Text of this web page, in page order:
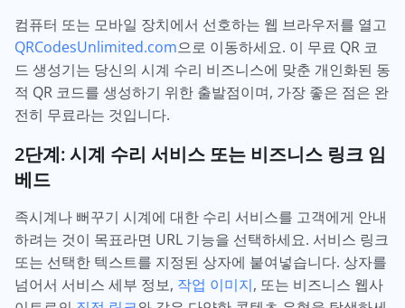
컴퓨터 또는 모바일 장치에서 선호하는 웹 브라우저를 열고
QRCodesUnlimited.com으로 이동하세요. 이 무료 QR 코
드 생성기는 당신의 시계 수리 비즈니스에 맞춘 개인화된 동
적 QR 코드를 생성하기 위한 출발점이며, 가장 좋은 점은 완
전히 무료라는 것입니다.
2단계: 시계 수리 서비스 또는 비즈니스 링크 임
베드
족시계나 뻐꾸기 시계에 대한 수리 서비스를 고객에게 안내
하려는 것이 목표라면 URL 기능을 선택하세요. 서비스 링크
또는 선택한 텍스트를 지정된 상자에 붙여넣습니다. 상자를
넘어서 서비스 세부 정보, 작업 이미지, 또는 비즈니스 웹사